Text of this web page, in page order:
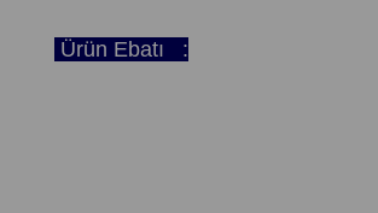
Ürün Ebatı :